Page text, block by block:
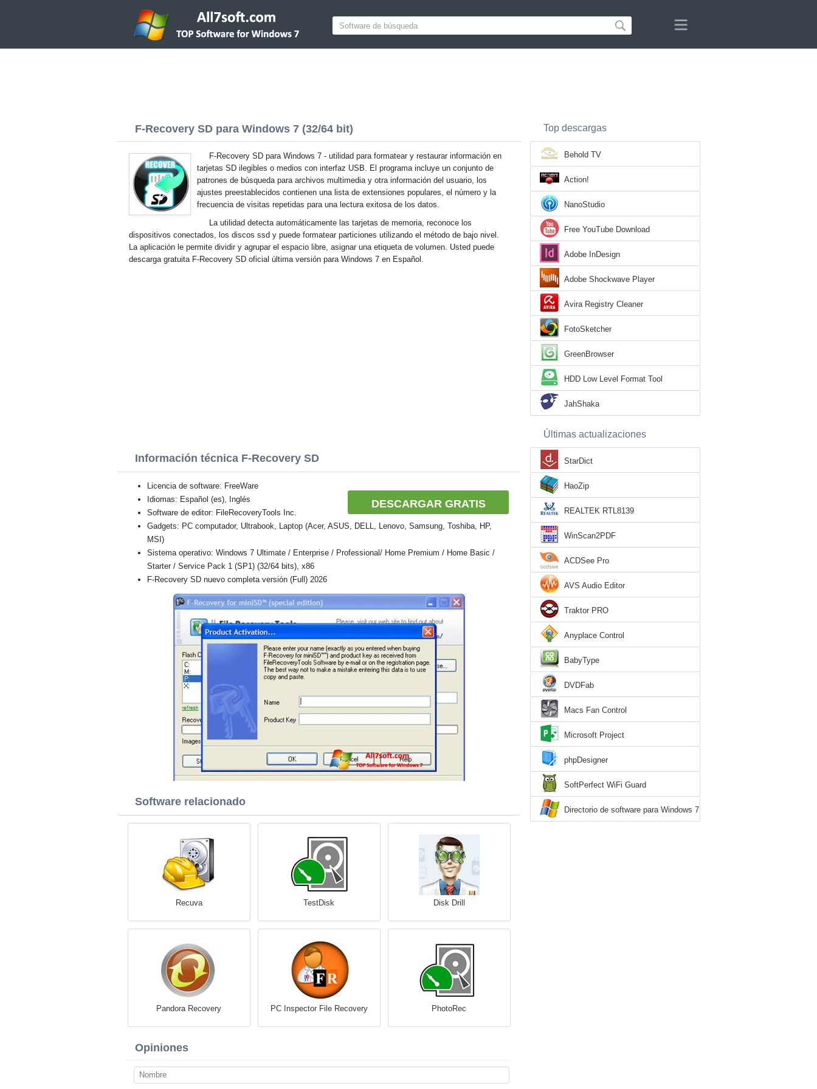
F-Recovery SD para Windows 7 (32/64 bit)
F-Recovery SD para Windows 7 - utilidad para formatear y restaurar información en
tarjetas SD ilegibles o medios con interfaz USB. El programa incluye un conjunto de
patrones de búsqueda para archivos multimedia y otra información del usuario, los
ajustes preestablecidos contienen una lista de extensiones populares, el número y la
frecuencia de visitas repetidas para una lectura exitosa de los datos.
La utilidad detecta automáticamente las tarjetas de memoria, reconoce los
dispositivos conectados, los discos ssd y puede formatear particiones utilizando el método de bajo nivel.
La aplicación le permite dividir y agrupar el espacio libre, asignar una etiqueta de volumen. Usted puede
descarga gratuita F-Recovery SD oficial última versión para Windows 7 en Español.
Información técnica F-Recovery SD
DESCARGAR GRATIS
Licencia de software: FreeWare
Idiomas: Español (es), Inglés
Software de editor: FileRecoveryTools Inc.
Gadgets: PC computador, Ultrabook, Laptop (Acer, ASUS, DELL, Lenovo, Samsung, Toshiba, HP,
MSI)
Sistema operativo: Windows 7 Ultimate / Enterprise / Professional/ Home Premium / Home Basic /
Starter / Service Pack 1 (SP1) (32/64 bits), x86
F-Recovery SD nuevo completa versión (Full) 2026
Software relacionado
Recuva TestDisk Disk Drill
Pandora Recovery PC Inspector File Recovery PhotoRec
Opiniones
Top descargas
Behold TV
Action!
NanoStudio
Free YouTube Download
Adobe InDesign
Adobe Shockwave Player
Avira Registry Cleaner
FotoSketcher
GreenBrowser
HDD Low Level Format Tool
JahShaka
Últimas actualizaciones
StarDict
HaoZip
REALTEK RTL8139
WinScan2PDF
ACDSee Pro
AVS Audio Editor
Traktor PRO
Anyplace Control
BabyType
DVDFab
Macs Fan Control
Microsoft Project
phpDesigner
SoftPerfect WiFi Guard
Directorio de software para Windows 7